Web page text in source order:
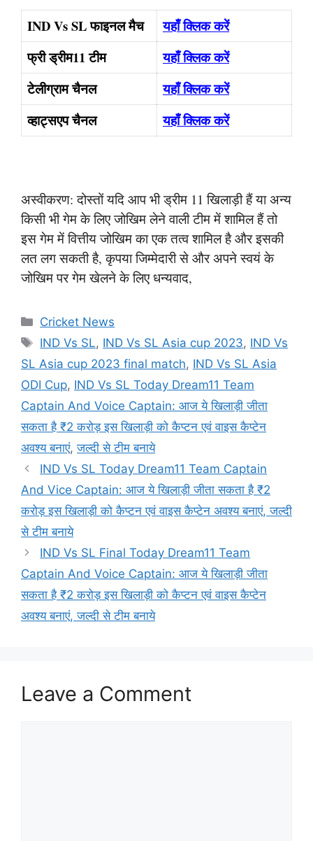
IND Vs SL फाइनल मैच
यहाँ क्लिक करें
फ्री ड्रीम11 टीम
यहाँ क्लिक करें
टेलीग्राम चैनल
यहाँ क्लिक करें
व्हाट्सएप चैनल
यहाँ क्लिक करें
अस्वीकरण: दोस्तों यदि आप भी ड्रीम 11 खिलाड़ी हैं या अन्य
किसी भी गेम के लिए जोखिम लेने वाली टीम में शामिल हैं तो
इस गेम में वित्तीय जोखिम का एक तत्व शामिल है और इसकी
लत लग सकती है, कृपया जिम्मेदारी से और अपने स्वयं के
जोखिम पर गेम खेलने के लिए धन्यवाद,
Categories
Cricket News
Tags
IND Vs SL, IND Vs SL Asia cup 2023, IND Vs
SL Asia cup 2023 final match, IND Vs SL Asia
ODI Cup, IND Vs SL Today Dream11 Team
Captain And Voice Captain: आज ये खिलाड़ी जीता
सकता है ₹2 करोड़ इस खिलाड़ी को कैप्टन एवं वाइस कैप्टेन
अवश्य बनाएं,जल्दी से टीम बनाये
IND Vs SL Today Dream11 Team Captain
And Vice Captain: आज ये खिलाड़ी जीता सकता है ₹2
करोड़ इस खिलाड़ी को कैप्टन एवं वाइस कैप्टेन अवश्य बनाएं, जल्दी
से टीम बनाये
IND Vs SL Final Today Dream11 Team
Captain And Voice Captain: आज ये खिलाड़ी जीता
सकता है ₹2 करोड़ इस खिलाड़ी को कैप्टन एवं वाइस कैप्टेन
अवश्य बनाएं, जल्दी से टीम बनाये
Leave a Comment